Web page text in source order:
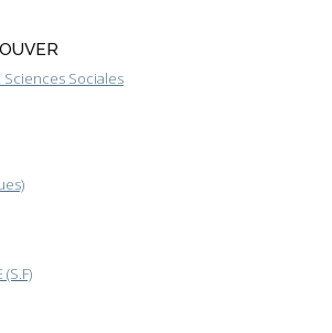
Sciences Sociales
(S.F)